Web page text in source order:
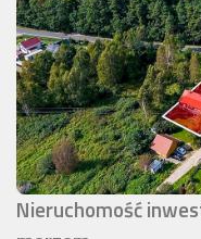
Nieruchomość